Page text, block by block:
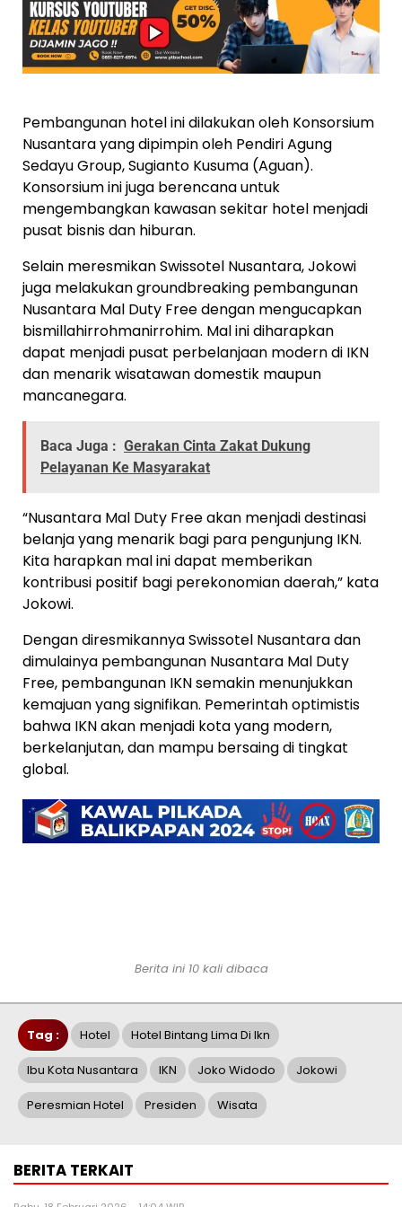
Pembangunan hotel ini dilakukan oleh Konsorsium
Nusantara yang dipimpin oleh Pendiri Agung
Sedayu Group, Sugianto Kusuma (Aguan).
Konsorsium ini juga berencana untuk
mengembangkan kawasan sekitar hotel menjadi
pusat bisnis dan hiburan.
Selain meresmikan Swissotel Nusantara, Jokowi
juga melakukan groundbreaking pembangunan
Nusantara Mal Duty Free dengan mengucapkan
bismillahirrohmanirrohim. Mal ini diharapkan
dapat menjadi pusat perbelanjaan modern di IKN
dan menarik wisatawan domestik maupun
mancanegara.
Baca Juga : Gerakan Cinta Zakat Dukung
Pelayanan Ke Masyarakat
“Nusantara Mal Duty Free akan menjadi destinasi
belanja yang menarik bagi para pengunjung IKN.
Kita harapkan mal ini dapat memberikan
kontribusi positif bagi perekonomian daerah,” kata
Jokowi.
Dengan diresmikannya Swissotel Nusantara dan
dimulainya pembangunan Nusantara Mal Duty
Free, pembangunan IKN semakin menunjukkan
kemajuan yang signifikan. Pemerintah optimistis
bahwa IKN akan menjadi kota yang modern,
berkelanjutan, dan mampu bersaing di tingkat
global.
Berita ini 10 kali dibaca
Tag : Hotel Hotel Bintang Lima Di Ikn
Ibu Kota Nusantara IKN Joko Widodo Jokowi
Peresmian Hotel Presiden Wisata
BERITA TERKAIT